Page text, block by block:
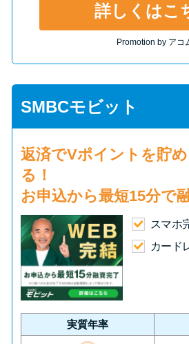
詳しくはこ
Promotion by アコ
SMBCモビット
返済でVポイント を貯
る！
お申込から最短15分で
スマホ
カード
実質年率